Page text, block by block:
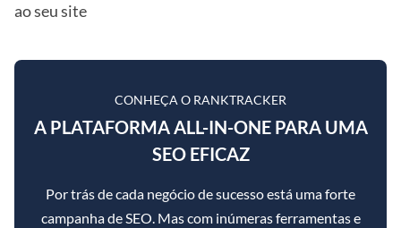
ao seu site
CONHEÇA O RANKTRACKER
A PLATAFORMA ALL-IN-ONE PARA UMA
SEO EFICAZ
Por trás de cada negócio de sucesso está uma forte
campanha de SEO. Mas com inúmeras ferramentas e